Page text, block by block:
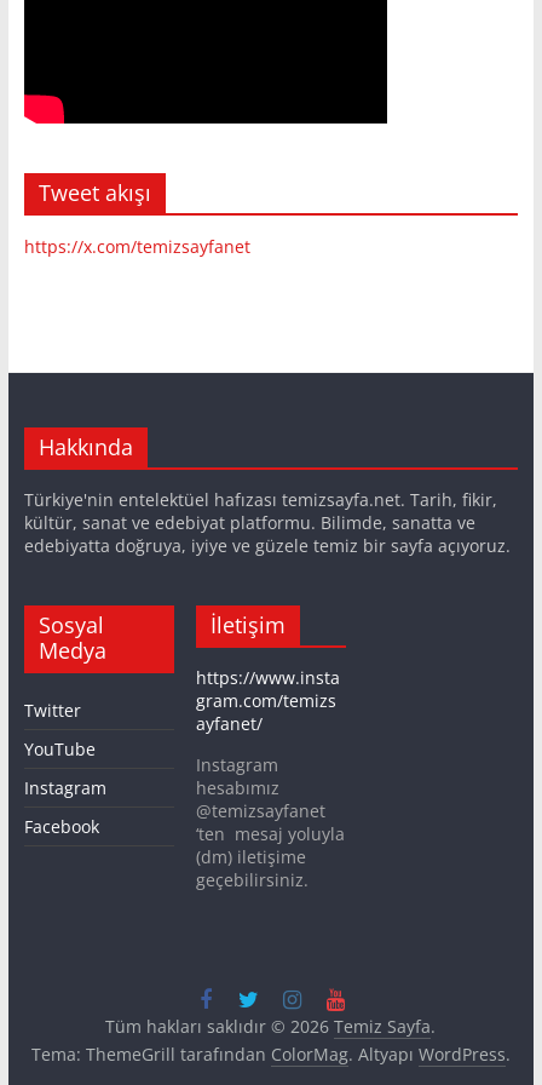
Tweet akışı
https://x.com/temizsayfanet
Hakkında
Türkiye'nin entelektüel hafızası temizsayfa.net. Tarih, fikir,
kültür, sanat ve edebiyat platformu. Bilimde, sanatta ve
edebiyatta doğruya, iyiye ve güzele temiz bir sayfa açıyoruz.
Sosyal
Medya
Twitter
YouTube
Instagram
Facebook
İletişim
https://www.insta
gram.com/temizs
ayfanet/
Instagram
hesabımız
@temizsayfanet
‘ten mesaj yoluyla
(dm) iletişime
geçebilirsiniz.
Tüm hakları saklıdır © 2026Temiz Sayfa.
Tema: ThemeGrill tarafından ColorMag. Altyapı WordPress.